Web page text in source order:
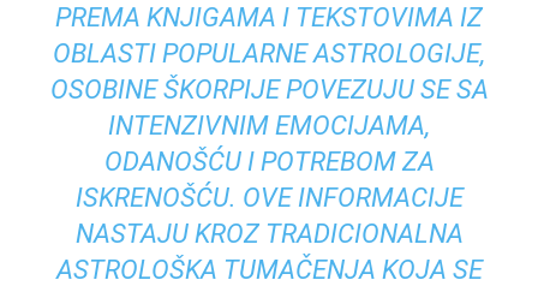
PREMA KNJIGAMA I TEKSTOVIMA IZ
OBLASTI POPULARNE ASTROLOGIJE,
OSOBINE ŠKORPIJE POVEZUJU SE SA
INTENZIVNIM EMOCIJAMA,
ODANOŠĆU I POTREBOM ZA
ISKRENOŠĆU. OVE INFORMACIJE
NASTAJU KROZ TRADICIONALNA
ASTROLOŠKA TUMAČENJA KOJA SE